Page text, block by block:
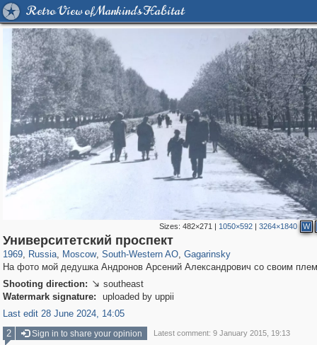
Retro View of Mankind's Habitat
Sizes:482×271 | 1050×592 |3264×1840 W
Университетский проспект
1969, Russia
1,406,296 29,243
, Moscow
319,780 8,286
, South-Western AO
12,410 76
, Gagarinsky
3,868
На фото мой дедушка Андронов Арсений Александрович со своим
Shooting direction:  southeast
Watermark signature:
uploaded by uppii
Last edit 28 June 2024, 14:05
2
Sign in to share your opinion Latest comment: 9 January 2015, 19:13